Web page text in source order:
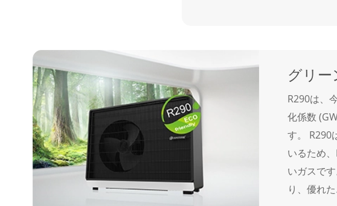
グリー
R290は、
化係数
す。 R290
いるため
いガスで
り、優れ